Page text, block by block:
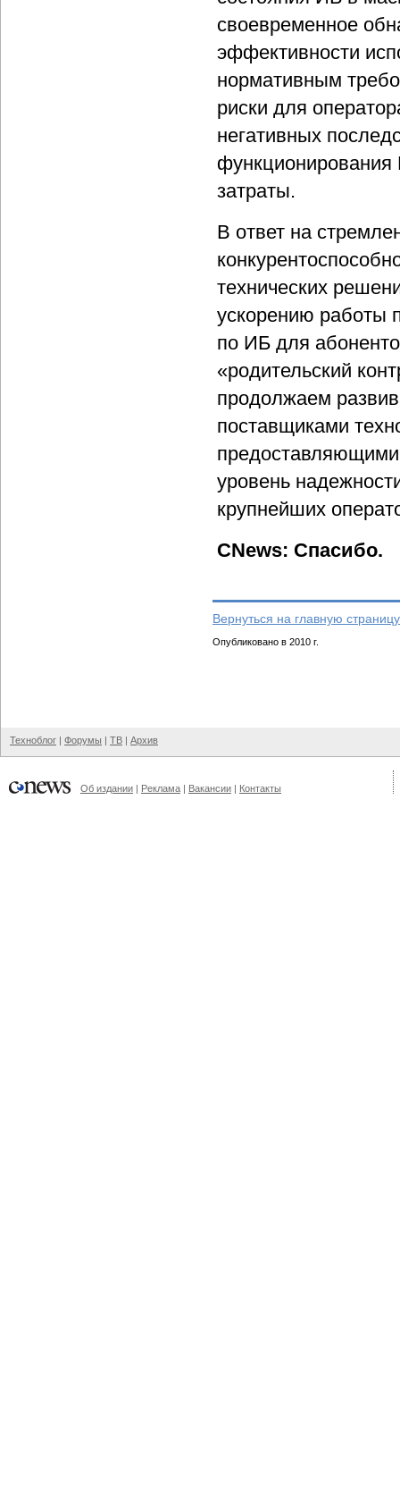
своевременное
эффективности
нормативным
риски для
негативных
функционирования
затраты.
В ответ на
технических
ускорению работы
по ИБ для
«родительский
продолжаем
поставщиками
уровень
крупнейших
CNews: Спасибо.
Вернуться на главную
Опубликовано в 2010 г.
Техноблог | Форумы | ТВ | Архив
Об издании | Реклама | Вакансии | Контакты